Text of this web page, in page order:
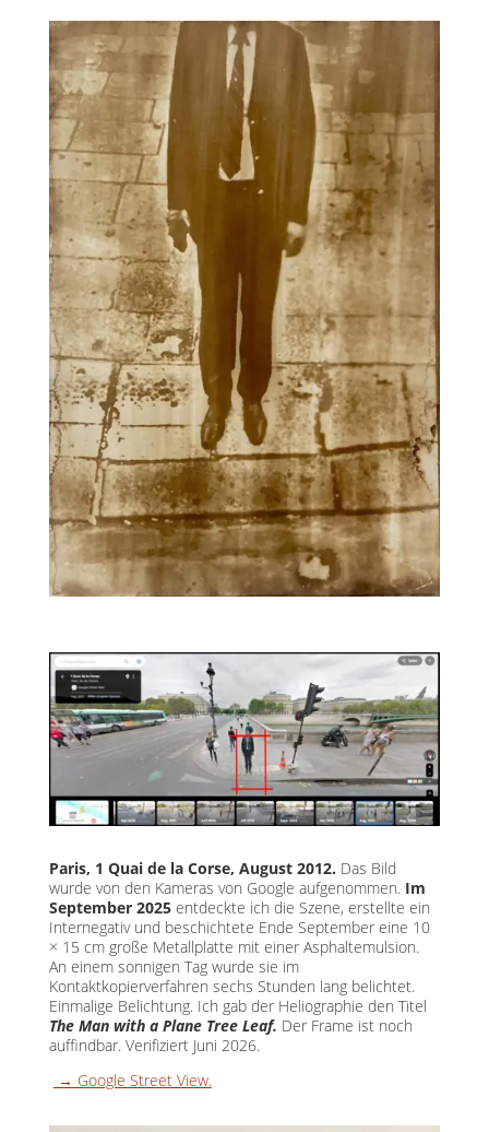
Paris, 1 Quai de la Corse, August 2012. Das Bild
wurde von den Kameras von Google aufgenommen. Im
September 2025entdeckte ich die Szene, erstellte ein
Internegativ und beschichtete Ende September eine 10
× 15 cm große Metallplatte mit einer Asphaltemulsion.
An einem sonnigen Tag wurde sie im
Kontaktkopierverfahren sechs Stunden lang belichtet.
Einmalige Belichtung. Ich gab der Heliographie den Titel
The Man with a Plane Tree Leaf. Der Frame ist noch
auffindbar. Verifiziert Juni 2026.
→ Google Street View.